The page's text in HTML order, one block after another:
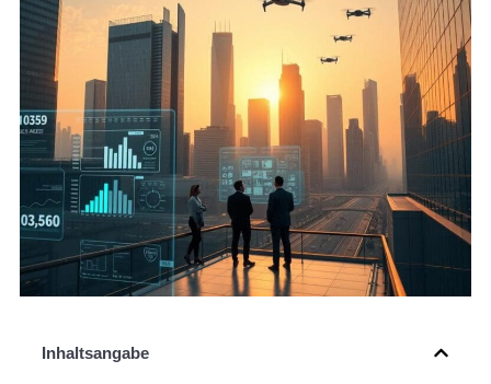
Inhaltsangabe